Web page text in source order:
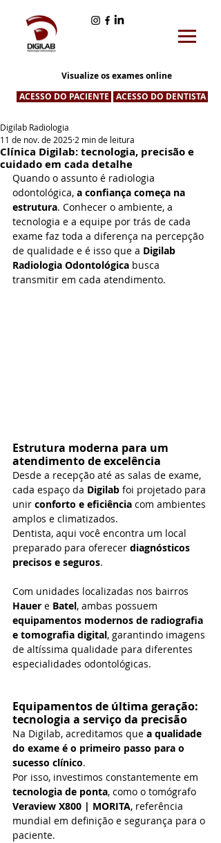
Visualize os exames online
ACESSO DO PACIENTE
ACESSO DO DENTISTA
Clínica Digilab: tecnologia, precisão e
cuidado em cada detalhe
Digilab Radiologia
11 de nov. de 2025 2 min de leitura
Quando o assunto é radiologia
odontológica, a confiança começa na
estrutura. Conhecer o ambiente, a
tecnologia e a equipe por trás de cada
exame faz toda a diferença na percepção
de qualidade e é isso que a Digilab
Radiologia Odontológica busca
transmitir em cada atendimento.
Estrutura moderna para um
atendimento de excelência
Desde a recepção até as salas de exame,
cada espaço da Digilab foi projetado para
unir conforto e eficiência com ambientes
amplos e climatizados.
Dentista, aqui você encontra um local
preparado para oferecer diagnósticos
precisos e seguros.
Com unidades localizadas nos bairros
Hauer e Batel, ambas possuem
equipamentos modernos de radiografia
e tomografia digital, garantindo imagens
de altíssima qualidade para diferentes
especialidades odontológicas.
Equipamentos de última geração:
tecnologia a serviço da precisão
Na Digilab, acreditamos que a qualidade
do exame é o primeiro passo para o
sucesso clínico.
Por isso, investimos constantemente em
tecnologia de ponta, como o tomógrafo
Veraview X800 | MORITA, referência
mundial em definição e segurança para o
paciente.